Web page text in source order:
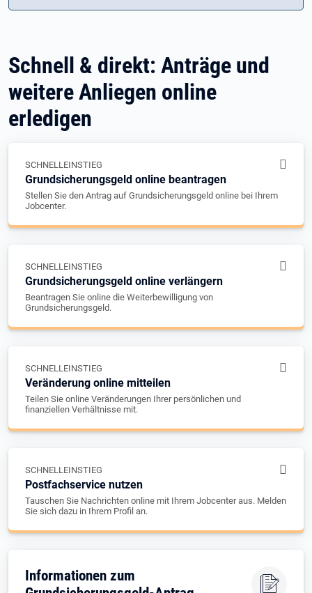
Schnell & direkt: Anträge und
weitere Anliegen online
erledigen
SCHNELLEINSTIEG
Grundsicherungsgeld online beantragen
Stellen Sie den Antrag auf Grundsicherungsgeld online bei Ihrem
Jobcenter.
SCHNELLEINSTIEG
Grundsicherungsgeld online verlängern
Beantragen Sie online die Weiterbewilligung von
Grundsicherungsgeld.
SCHNELLEINSTIEG
Veränderung online mitteilen
Teilen Sie online Veränderungen Ihrer persönlichen und
finanziellen Verhältnisse mit.
SCHNELLEINSTIEG
Postfachservice nutzen
Tauschen Sie Nachrichten online mit Ihrem Jobcenter aus. Melden
Sie sich dazu in Ihrem Profil an.
Informationen zum